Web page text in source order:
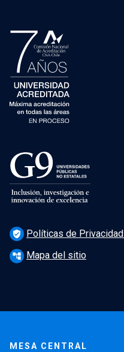
verified_user Políticas de Privacidad
account_tree Mapa del sitio
MESA CENTRAL